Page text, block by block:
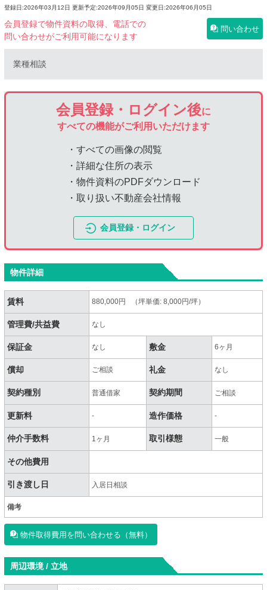
登録日:2026年03月12日 更新予定:2026年09月05日 変更日:2026年06月05日
会員登録で物件資料の取得、電話での
問い合わせがご利用可能になります
問い合わせ
業種相談
会員登録・ログイン後に
すべての機能がご利用いただけます
・すべての画像の閲覧
・詳細な住所の表示
・物件資料のPDFダウンロード
・取り扱い不動産会社情報
会員登録・ログイン
物件詳細
賃料 880,000円 （坪単価: 8,000円/坪）
管理費/共益費 なし
保証金 なし 敷金 6ヶ月
償却 ご相談 礼金 なし
契約種別 普通借家 契約期間 ご相談
更新料 - 造作価格 -
仲介手数料 1ヶ月 取引様態 一般
その他費用
引き渡し日 入居日相談
備考
物件取得費用を問い合わせる（無料）
周辺環境 / 立地